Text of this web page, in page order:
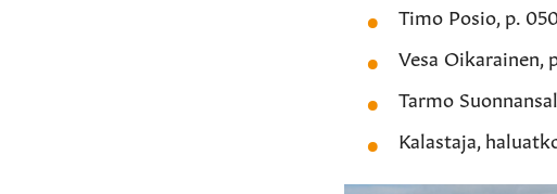
Timo Posio, p.
Vesa Oikarainen,
Tarmo
Kalastaja,